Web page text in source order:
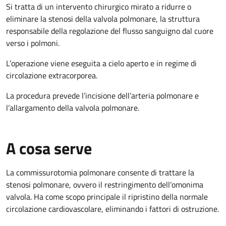
Si tratta di un intervento chirurgico mirato a ridurre o
eliminare la stenosi della valvola polmonare, la struttura
responsabile della regolazione del flusso sanguigno dal cuore
verso i polmoni.
L’operazione viene eseguita a cielo aperto e in regime di
circolazione extracorporea.
La procedura prevede l’incisione dell’arteria polmonare e
l’allargamento della valvola polmonare.
A cosa serve
La commissurotomia polmonare consente di trattare la
stenosi polmonare, ovvero il restringimento dell’omonima
valvola. Ha come scopo principale il ripristino della normale
circolazione cardiovascolare, eliminando i fattori di ostruzione.